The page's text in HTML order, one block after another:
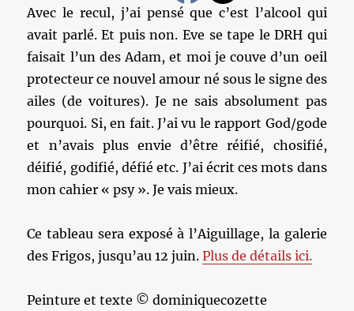
Avec le recul, j’ai pensé que c’est l’alcool qui
avait parlé. Et puis non. Eve se tape le DRH qui
faisait l’un des Adam, et moi je couve d’un oeil
protecteur ce nouvel amour né sous le signe des
ailes (de voitures). Je ne sais absolument pas
pourquoi. Si, en fait. J’ai vu le rapport God/gode
et n’avais plus envie d’être réifié, chosifié,
déifié, godifié, défié etc. J’ai écrit ces mots dans
mon cahier « psy ». Je vais mieux.
Ce tableau sera exposé à l’Aiguillage, la galerie
des Frigos, jusqu’au 12 juin.Plus de détails ici.
Peinture et texte © dominiquecozette